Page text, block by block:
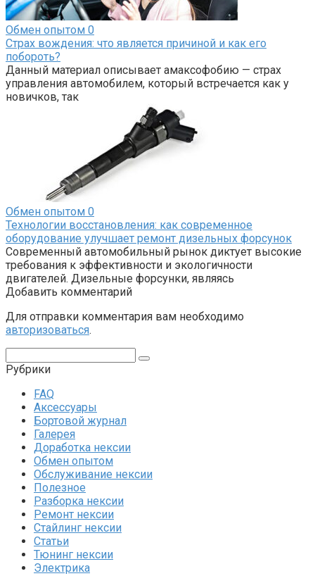
Обмен опытом 0
Страх вождения: что является причиной и как его
побороть?
Данный материал описывает амаксофобию — страх
управления автомобилем, который встречается как у
новичков, так
Обмен опытом 0
Технологии восстановления: как современное
оборудование улучшает ремонт дизельных форсунок
Современный автомобильный рынок диктует высокие
требования к эффективности и экологичности
двигателей. Дизельные форсунки, являясь
Добавить комментарий
Для отправки комментария вам необходимо
авторизоваться.
Рубрики
FAQ
Аксессуары
Бортовой журнал
Галерея
Доработка нексии
Обмен опытом
Обслуживание нексии
Полезное
Разборка нексии
Ремонт нексии
Стайлинг нексии
Статьи
Тюнинг нексии
Электрика